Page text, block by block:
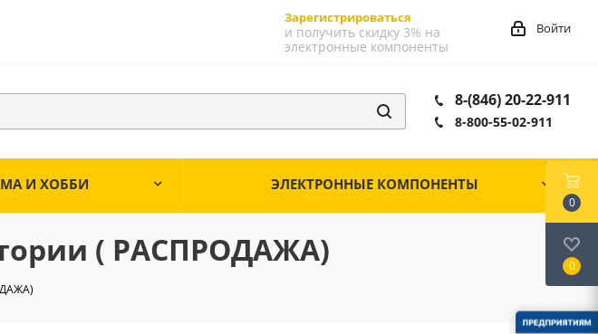
Зарегистрироваться
и получить скидку 3% на
электронные компоненты
Войти
8-(846) 20-22-911
8-800-55-02-911
И ХОББИ ЭЛЕКТРОННЫЕ КОМПОНЕНТЫ
( РАСПРОДАЖА)
0
0